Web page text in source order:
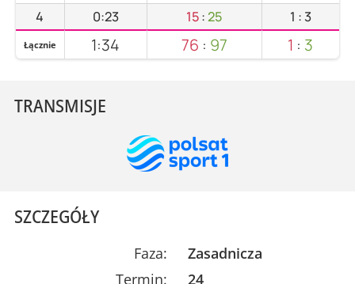
4
0:23 15:25 1 :3
Łącznie 1:34 76 : 97 1 : 3
TRANSMISJE
SZCZEGÓŁY
Faza:
Zasadnicza
Termin:
24